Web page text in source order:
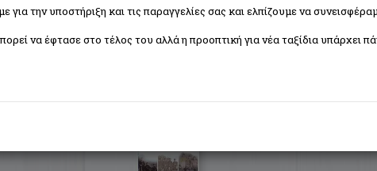
για:
Diana (6 βιβλία)
για την υποστήριξη και τις παραγγελίες σας και ελπίζουμε να
να έφτασε στο τέλος του αλλά η προοπτική για νέα ταξίδια υπάρχει